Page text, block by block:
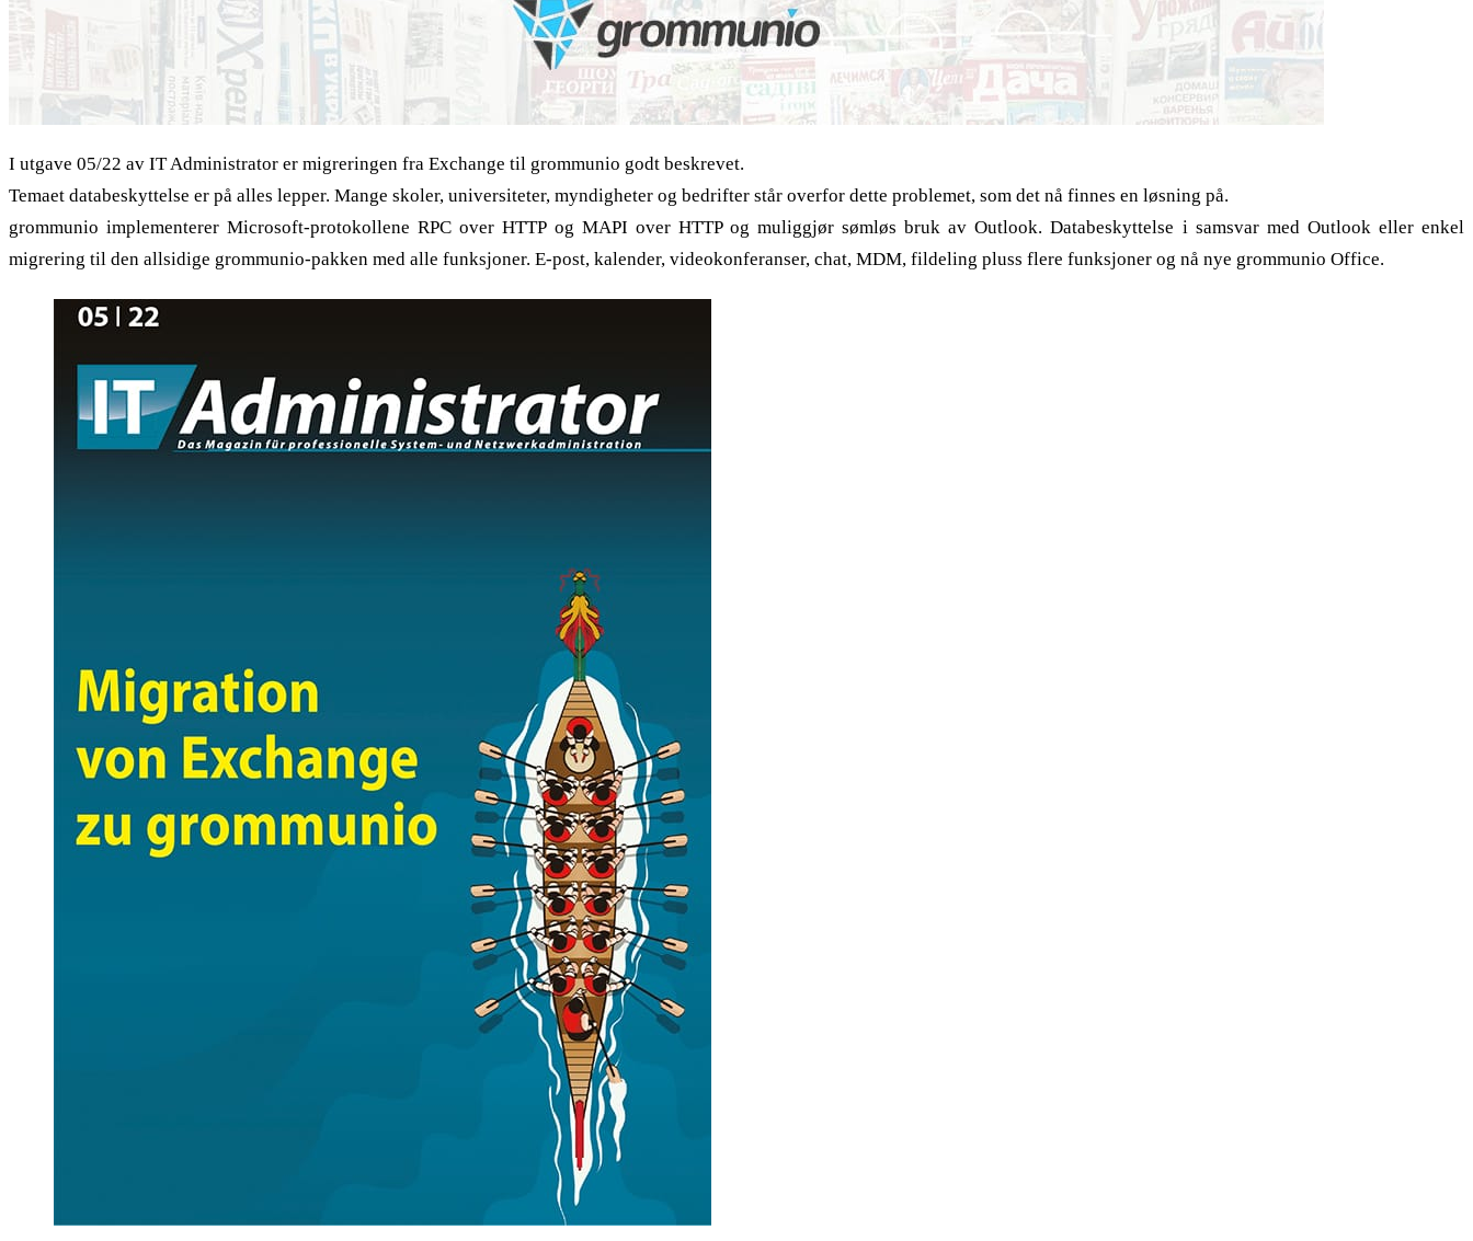
I utgave 05/22 av IT Administrator er migreringen fra Exchange til grommunio godt beskrevet.
Temaet databeskyttelse er på alles lepper. Mange skoler, universiteter, myndigheter og bedrifter står overfor dette problemet, som det nå finnes en løsning på.
grommunio implementerer Microsoft-protokollene RPC over HTTP og MAPI over HTTP og muliggjør sømløs bruk av Outlook. Databeskyttelse i samsvar med Outlook eller enkel
migrering til den allsidige grommunio-pakken med alle funksjoner. E-post, kalender, videokonferanser, chat, MDM, fildeling pluss flere funksjoner og nå nye grommunio Office.